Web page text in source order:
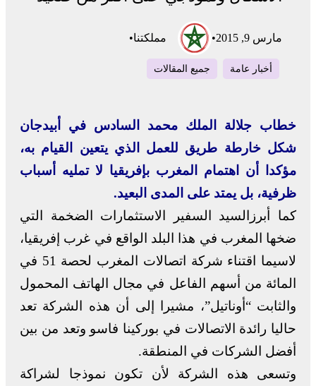
مارس 9, 2015 • مملكتنا•
أخبار عامة جميع المقالات
خطاب جلالة الملك محمد السادس في أبيدجان
شكل خارطة طريق للعمل الذي يتعين القيام به،
مؤكدا أن اهتمام المغرب بإفريقيا لا تمليه أسباب
ظرفية، بل يمتد على المدى البعيد.
كما أبرزالسيد السفير الاستثمارات الضخمة التي
ضخها المغرب في هذا البلد الواقع في غرب إفريقيا،
لاسيما اقتناء شركة اتصالات المغرب لحصة 51 في
المائة من أسهم الفاعل في مجال الهاتف المحمول
والثابت “أوناتيل”، مشيرا إلى أن هذه الشركة تعد
حاليا رائدة الاتصالات في بوركينا فاسو وتعد من بين
أفضل الشركات في المنطقة.
وتسعى هذه الشركة لأن تكون نموذجا لشراكة